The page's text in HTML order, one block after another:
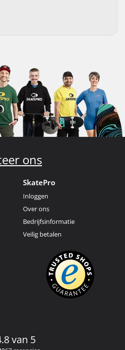
ons
SkatePro
Inloggen
Over ons
Bedrijfsinformatie
Veilig betalen
van 5